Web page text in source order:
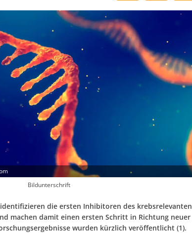
Bildunterschrift
die ersten Inhibitoren des krebsrelevanten
machen damit einen ersten Schritt in Richtung neuer
wurden kürzlich veröffentlicht (1).